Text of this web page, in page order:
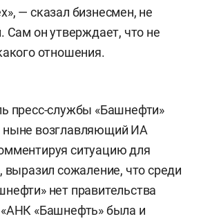
— сказал бизнесмен, не
Сам он утверждает, что не
отношения.
пресс-службы «Башнефти»
ныне возглавляющий ИА
ситуацию для
выразил сожаление, что среди
нет правительства
«Башнефть» была и